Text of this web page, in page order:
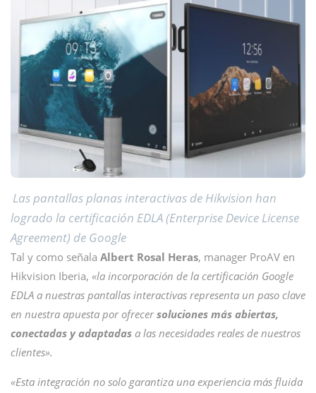
Las pantallas planas interactivas de Hikvision han
logrado la certificación EDLA (Enterprise Device License
Agreement) de Google
Tal y como señala Albert Rosal Heras, manager ProAV en
Hikvision Iberia, «la incorporación de la certificación Google
EDLA a nuestras pantallas interactivas representa un paso clave
en nuestra apuesta por ofrecersoluciones más abiertas,
conectadas y adaptadas a las necesidades reales de nuestros
clientes».
«Esta integración no solo garantiza una experiencia más fluida